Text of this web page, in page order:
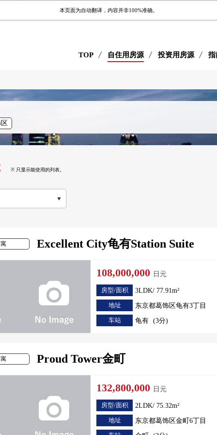
本页面为自动翻译，内容并非100%准确。
TOP 自住用房源 投资用房源 指
※ 只显示能使用的列表。
Excellent City龟有Station Suite
108,000,000 日元
房型/面积
3LDK/ 77.91m²
地址
东京都葛饰区龟有3丁目
车站
龟有 (3分)
Proud Tower金町
132,800,000 日元
房型/面积
2LDK/ 75.32m²
地址
东京都葛饰区金町6丁目